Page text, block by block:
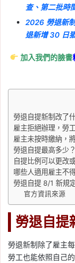
查、第二批時
2026 勞退新
退新增 30 日
加入我們的臉書
勞退自提新制改了
雇主拒絕辦理，勞
雇主未按時繳納，
勞退自提最高多少
自提比例可以更改
哪些人適用雇主不
勞退自提 8/1 新規
官方資訊來源
勞退自提
勞退新制除了雇主
勞工也能依照自己